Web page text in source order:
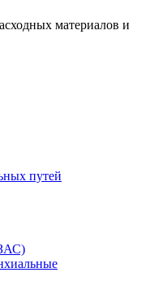
материалов и
путей